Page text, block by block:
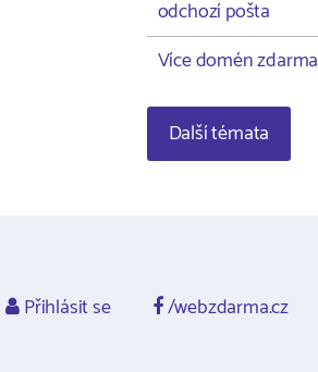
odchozí pošta
Více domén zdarma
Další témata
Přihlásit se /webzdarma.cz